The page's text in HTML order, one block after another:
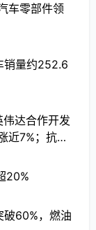
车零部件领
销量约252.6
达合作开发
近7%；抗病
20%
破60%，燃油